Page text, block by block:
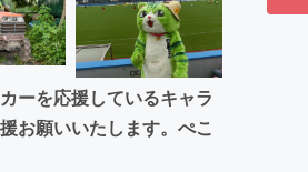
ーを応援しているキャラ
お願いいたします。ぺこ